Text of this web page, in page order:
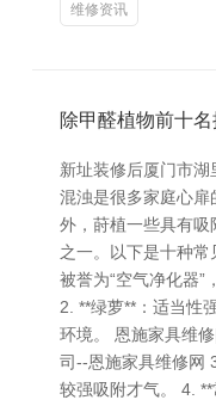
维修资讯
除甲醛植物前十
新址装修后厦门市
混浊是很多家庭心扉
外，莳植一些具有吸
之一。以下是十种常
被誉为“空气净化器”
2. **绿萝**：适当性
环境。 恩施家具维
司--恩施家具维修网
较强吸附才气。 4.